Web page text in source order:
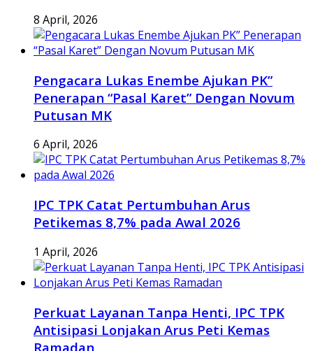
8 April, 2026
Pengacara Lukas Enembe Ajukan PK”
Penerapan “Pasal Karet” Dengan Novum
Putusan MK
6 April, 2026
IPC TPK Catat Pertumbuhan Arus
Petikemas 8,7% pada Awal 2026
1 April, 2026
Perkuat Layanan Tanpa Henti, IPC TPK
Antisipasi Lonjakan Arus Peti Kemas
Ramadan